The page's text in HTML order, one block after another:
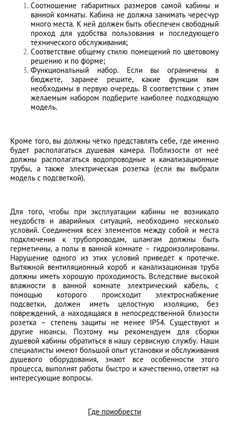
Соотношение габаритных размеров самой кабины и
ванной комнаты. Кабина не должна занимать чересчур
много места. К ней должен быть обеспечен свободный
проход для удобства пользования и последующего
технического обслуживания;
Соответствие общему стилю помещений по цветовому
решению и по форме;
Функциональный набор. Если вы ограничены в
бюджете, заранее решите, какие функции вам
необходимы в первую очередь. В соответствии с этим
желаемым набором подберите наиболее подходящую
модель.
Кроме того, вы должны чётко представлять себе, где именно
будет располагаться душевая камера. Поблизости от неё
должны располагаться водопроводные и канализационные
трубы, а также электрическая розетка (если вы выбрали
модель с подсветкой).
Для того, чтобы при эксплуатации кабины не возникало
неудобств и аварийных ситуаций, необходимо несколько
условий. Соединения всех элементов между собой и места
подключения к трубопроводам, шлангам должны быть
герметичны, а полы в ванной комнате – гидроизолированы.
Нарушение одного из этих условий приведёт к протечке.
Вытяжной вентиляционный короб и канализационная труба
должны иметь хорошую проходимость. Вследствие высокой
влажности в ванной комнате электрический кабель, с
помощью которого происходит электроснабжение
подсветки, должен иметь целостную изоляцию, без
повреждений, а находящаяся в непосредственной близости
розетка – степень защиты не менее IP54. Существуют и
другие нюансы. Поэтому мы рекомендуем для сборки
душевой кабины обратиться в нашу сервисную службу. Наши
специалисты имеют большой опыт установки и обслуживания
душевого оборудования, знают все особенности этого
процесса, выполнят работы быстро и качественно, ответят на
интересующие вопросы.
Где приобрести